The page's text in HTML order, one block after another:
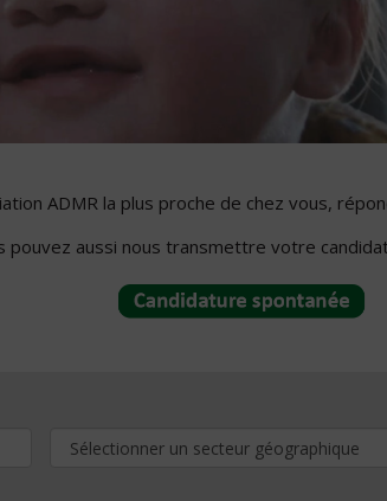
ADMR la plus proche de chez vous,
pouvez aussi nous transmettre votre